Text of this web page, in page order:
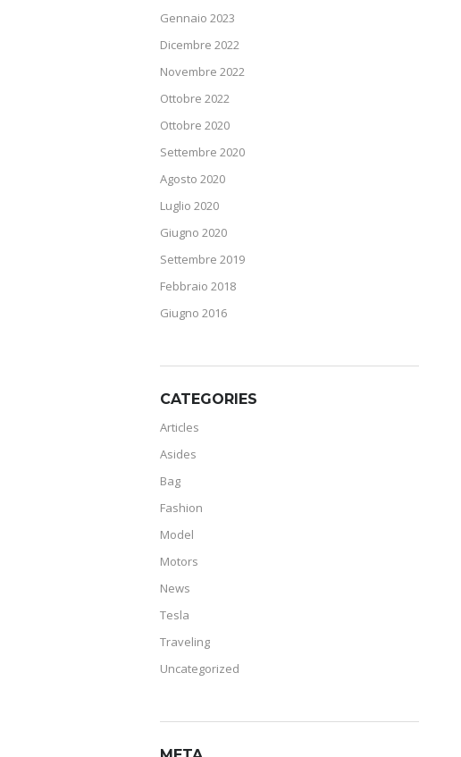
Gennaio 2023
Dicembre 2022
Novembre 2022
Ottobre 2022
Ottobre 2020
Settembre 2020
Agosto 2020
Luglio 2020
Giugno 2020
Settembre 2019
Febbraio 2018
Giugno 2016
CATEGORIES
Articles
Asides
Bag
Fashion
Model
Motors
News
Tesla
Traveling
Uncategorized